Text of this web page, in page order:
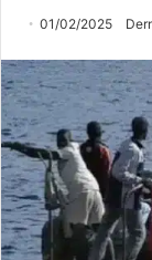
01/02/2025